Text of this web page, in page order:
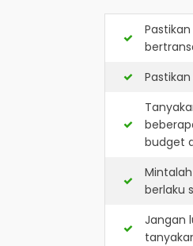
budget
berlaku
Jangan